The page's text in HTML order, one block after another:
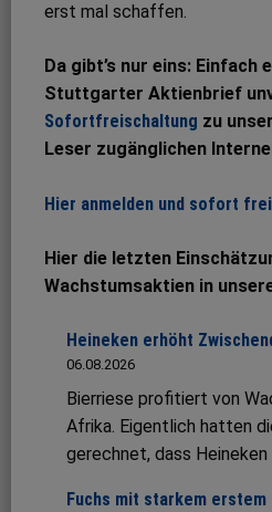
erst mal schaffen.
Da gibt’s nur eins: Einfach
Stuttgarter Aktienbrief
Sofortfreischaltung zu
Leser zugänglichen
Hier anmelden und sofort
Hier die letzten
Wachstumsaktien in
Heineken erhöht
06.08.2026
Bierriese profitiert von
Afrika. Eigentlich hatten
gerechnet, dass
Fuchs mit starkem erstem